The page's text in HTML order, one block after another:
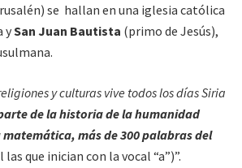
se hallan en una iglesia católica
ySan Juan Bautista (primo de Jesús),
y culturas vive todos los días Siria
de la historia de la humanidad
más de 300 palabras del
que inician con la vocal “a”)”.